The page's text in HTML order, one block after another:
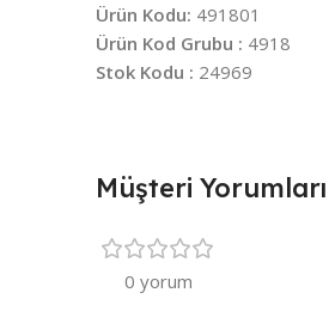
Ürün Kodu: 491801
Ürün Kod Grubu : 4918
Stok Kodu : 24969
Müşteri Yorumları
0 yorum